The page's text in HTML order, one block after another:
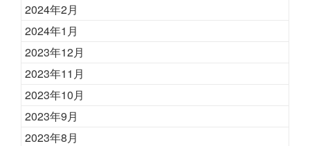
2024年2月
2024年1月
2023年12月
2023年11月
2023年10月
2023年9月
2023年8月